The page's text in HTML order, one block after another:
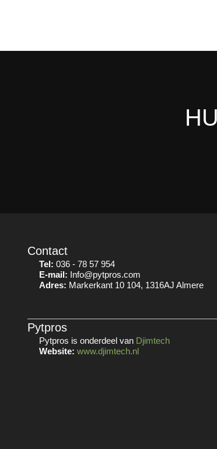
Contact
Tel: 036 - 78 57 954
E-mail: Info@pytpros.com
Adres: Markerkant 10 104, 1316AJ Almere
Pytpros
Pytpros is onderdeel van Djimtech
Website: www.djimtech.nl